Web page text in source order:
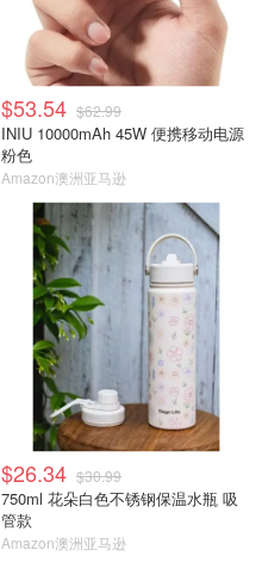
$53.54 $62.99
INIU 10000mAh 45W 便携移动电源
粉色
Amazon澳洲亚马逊
$26.34 $30.99
750ml 花朵白色不锈钢保温水瓶 吸
管款
Amazon澳洲亚马逊